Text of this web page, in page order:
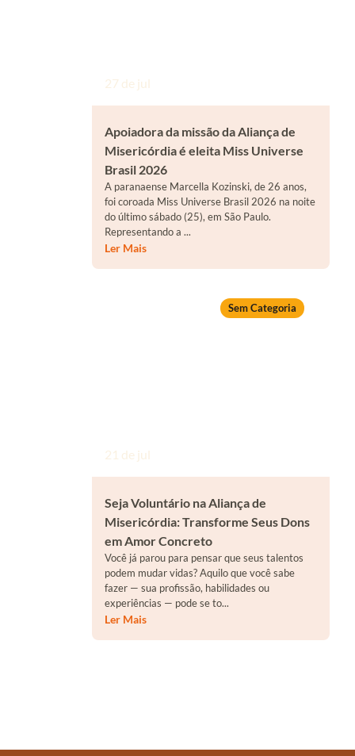
27 de jul
Apoiadora da missão da Aliança de
Misericórdia é eleita Miss Universe
Brasil 2026
A paranaense Marcella Kozinski, de 26 anos,
foi coroada Miss Universe Brasil 2026 na noite
do último sábado (25), em São Paulo.
Representando a ...
Ler Mais
Sem Categoria
21 de jul
Seja Voluntário na Aliança de
Misericórdia: Transforme Seus Dons
em Amor Concreto
Você já parou para pensar que seus talentos
podem mudar vidas? Aquilo que você sabe
fazer — sua profissão, habilidades ou
experiências — pode se to...
Ler Mais